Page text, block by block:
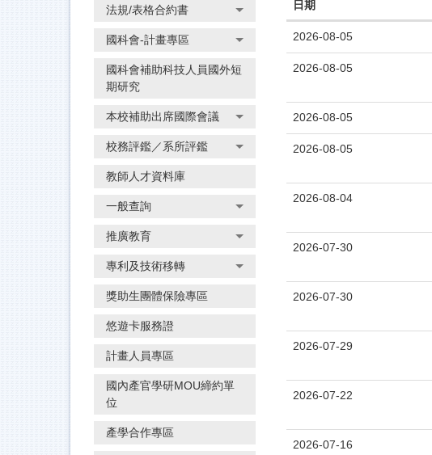
法規/表格合約書
國科會-計畫專區
國科會補助科技人員國外短
期研究
本校補助出席國際會議
校務評鑑／系所評鑑
教師人才資料庫
一般查詢
推廣教育
專利及技術移轉
獎助生團體保險專區
悠遊卡服務證
計畫人員專區
國內產官學研MOU締約單
位
產學合作專區
日期
2026-08-05
2026-08-05
2026-08-05
2026-08-05
2026-08-04
2026-07-30
2026-07-30
2026-07-29
2026-07-22
2026-07-16